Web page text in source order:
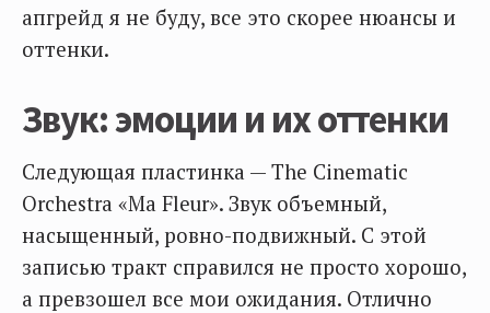
апгрейд я не буду, все это скорее нюансы и
оттенки.
Звук: эмоции и их оттенки
Следующая пластинка — The Cinematic
Orchestra «Ma Fleur». Звук объемный,
насыщенный, ровно-подвижный. С этой
записью тракт справился не просто хорошо,
а превзошел все мои ожидания. Отлично